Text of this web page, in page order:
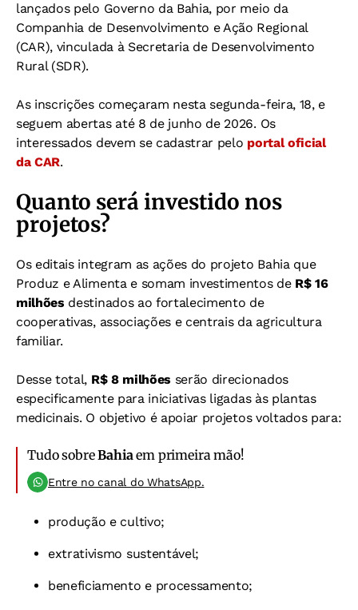
lançados pelo Governo da Bahia, por meio da
Companhia de Desenvolvimento e Ação Regional
(CAR), vinculada à Secretaria de Desenvolvimento
Rural (SDR).
As inscrições começaram nesta segunda-feira, 18, e
seguem abertas até 8 de junho de 2026. Os
interessados devem se cadastrar pelo portal oficial
da CAR.
Quanto será investido nos
projetos?
Os editais integram as ações do projeto Bahia que
Produz e Alimenta e somam investimentos de R$ 16
milhões destinados ao fortalecimento de
cooperativas, associações e centrais da agricultura
familiar.
Desse total, R$ 8 milhões serão direcionados
especificamente para iniciativas ligadas às plantas
medicinais. O objetivo é apoiar projetos voltados para:
Tudo sobreBahiaem primeira mão!
Entre no canal do WhatsApp.
produção e cultivo;
extrativismo sustentável;
beneficiamento e processamento;